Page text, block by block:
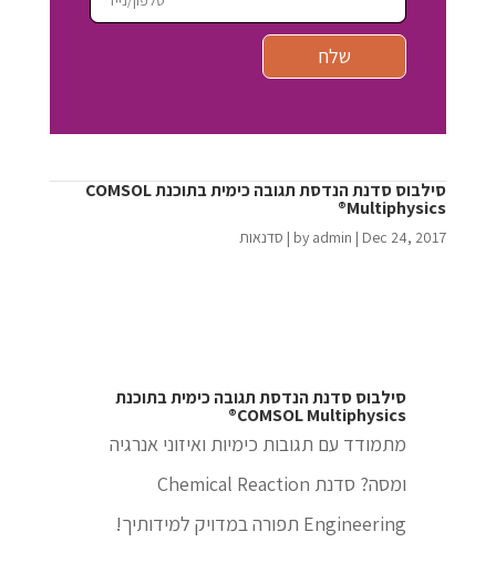
סילבוס סדנת הנדסת תגובה כימית בתוכנת COMSOL
Multiphysics®
by admin | Dec 24, 2017
| סדנאות
סילבוס סדנת הנדסת תגובה כימית בתוכנת
COMSOL Multiphysics®
מתמודד עם תגובות כימיות ואיזוני אנרגיה
ומסה? סדנת Chemical Reaction
Engineering תפורה במדויק למידותיך!